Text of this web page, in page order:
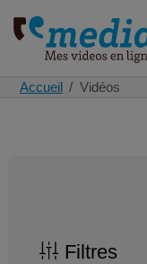
Accueil Vidéos
Filtres